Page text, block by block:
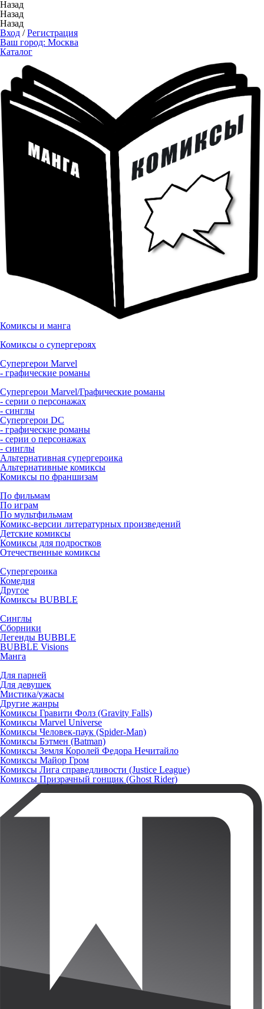
Назад
Назад
Назад
Вход /Регистрация
Ваш город: Москва
Каталог
Комиксы и манга
Комиксы о супергероях
Супергерои Marvel
- графические романы
Супергерои Marvel/Графические романы
- серии о персонажах
- синглы
Супергерои DC
- графические романы
- серии о персонажах
- синглы
Альтернативная супергероика
Альтернативные комиксы
Комиксы по франшизам
По фильмам
По играм
По мультфильмам
Комикс-версии литературных произведений
Детские комиксы
Комиксы для подростков
Отечественные комиксы
Супергероика
Комедия
Другое
Комиксы BUBBLE
Синглы
Сборники
Легенды BUBBLE
BUBBLE Visions
Манга
Для парней
Для девушек
Мистика/ужасы
Другие жанры
Комиксы Гравити Фолз (Gravity Falls)
Комиксы Marvel Universe
Комиксы Человек-паук (Spider-Man)
Комиксы Бэтмен (Batman)
Комиксы Земля Королей Федора Нечитайло
Комиксы Майор Гром
Комиксы Лига справедливости (Justice League)
Комиксы Призрачный гонщик (Ghost Rider)